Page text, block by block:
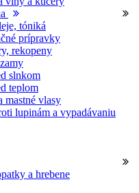
tóniká
prípravky
rekopeny
slnkom
teplom
mastné vlasy
lupinám a vypadávaniu
a hrebene